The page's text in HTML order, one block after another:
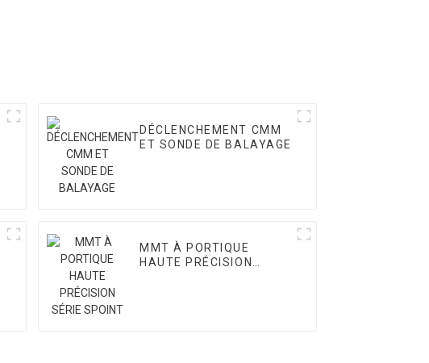
DÉCLENCHEMENT CMM
ET SONDE DE BALAYAGE
MMT À PORTIQUE
HAUTE PRÉCISION